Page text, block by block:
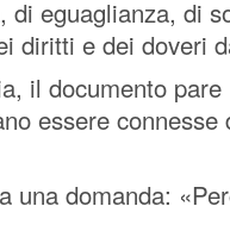
eguaglianza, di
diritti e dei doveri
il documento
essere connesse
una domanda: